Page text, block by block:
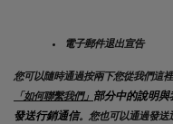
電子郵件退出宣告
您可以隨時通過按兩下您從我們這
「如何聯繫我們」 部分中的說明
發送行銷通信。您也可以通過發送